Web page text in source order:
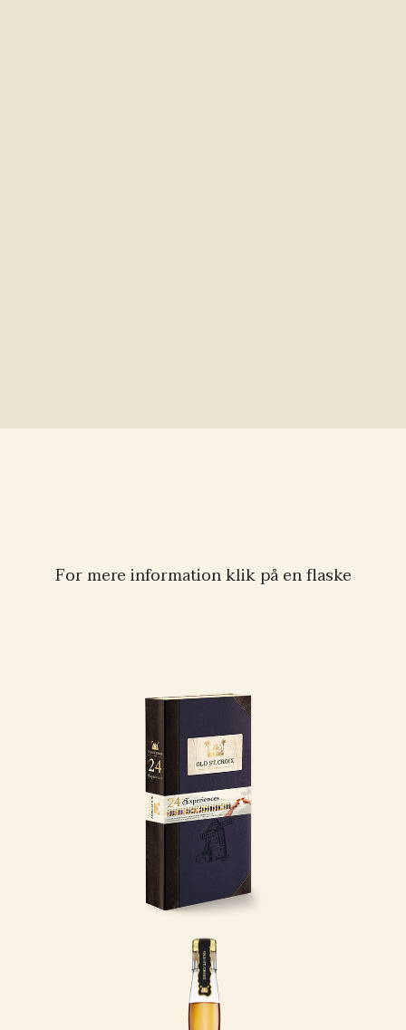
For mere information klik på en flaske
en rejse med Old St.
Croix – 24 Oplevelser.
En eksklusiv
smagekasse, der tager
dig med tilbage til de
caribiske øer.
LÆS MERE
175 Years
Anniversary
I 2013 var det præcis
175 år siden, at den